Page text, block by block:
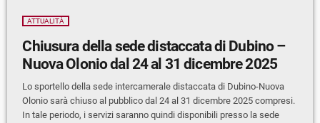
ATTUALITÀ
Chiusura della sede distaccata di Dubino –
Nuova Olonio dal 24 al 31 dicembre 2025
Lo sportello della sede intercamerale distaccata di Dubino-Nuova
Olonio sarà chiuso al pubblico dal 24 al 31 dicembre 2025 compresi.
In tale periodo, i servizi saranno quindi disponibili presso la sede